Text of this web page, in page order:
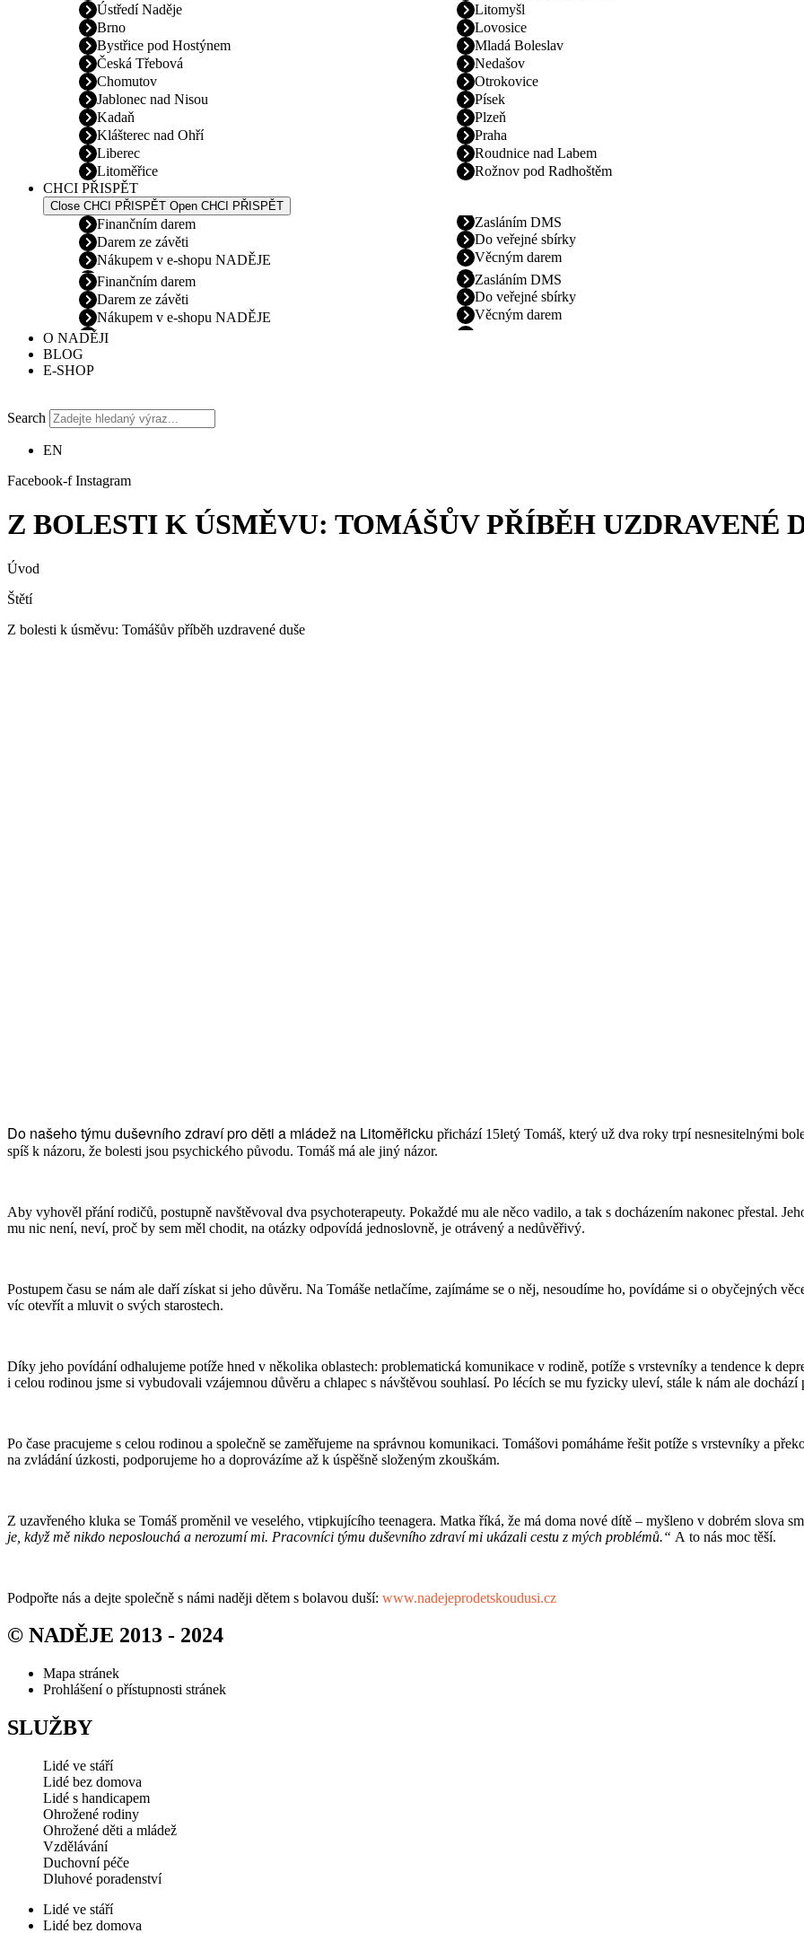
Ústředí Naděje
Brno
Bystřice pod Hostýnem
Česká Třebová
Chomutov
Jablonec nad Nisou
Kadaň
Klášterec nad Ohří
Liberec
Litoměřice
Litomyšl
Lovosice
Mladá Boleslav
Nedašov
Otrokovice
Písek
Plzeň
Praha
Roudnice nad Labem
Rožnov pod Radhoštěm
CHCI PŘISPĚT
Close CHCI PŘISPĚT Open CHCI PŘISPĚT
Finančním darem
Darem ze závěti
Nákupem v e-shopu NADĚJE
Zasláním DMS
Do veřejné sbírky
Věcným darem
Finančním darem
Darem ze závěti
Nákupem v e-shopu NADĚJE
Zasláním DMS
Do veřejné sbírky
Věcným darem
O NADĚJI
BLOG
E-SHOP
Search
EN
Facebook-f Instagram
Z BOLESTI K ÚSMĚVU: TOMÁŠŮV PŘÍBĚH UZDRAVENÉ
Úvod
Štětí
Z bolesti k úsměvu: Tomášův příběh uzdravené duše
Do našeho týmu duševního zdraví pro děti a mládež na Litoměřicku přichází 15letý Tomáš, který už dva roky trpí nesnesitelnými
spíš k názoru, že bolesti jsou psychického původu. Tomáš má ale jiný názor.
Aby vyhověl přání rodičů, postupně navštěvoval dva psychoterapeuty. Pokaždé mu ale něco vadilo, a tak s docházením nakonec přestal.
mu nic není, neví, proč by sem měl chodit, na otázky odpovídá jednoslovně, je otrávený a nedůvěřivý.
Postupem času se nám ale daří získat si jeho důvěru. Na Tomáše netlačíme, zajímáme se o něj, nesoudíme ho, povídáme si o obyčejných
víc otevřít a mluvit o svých starostech.
Díky jeho povídání odhalujeme potíže hned v několika oblastech: problematická komunikace v rodině, potíže s vrstevníky a tendence k
i celou rodinou jsme si vybudovali vzájemnou důvěru a chlapec s návštěvou souhlasí. Po lécích se mu fyzicky uleví, stále k nám ale dochází
Po čase pracujeme s celou rodinou a společně se zaměřujeme na správnou komunikaci. Tomášovi pomáháme řešit potíže s vrstevníky a
na zvládání úzkosti, podporujeme ho a doprovázíme až k úspěšně složeným zkouškám.
Z uzavřeného kluka se Tomáš proměnil ve veselého, vtipkujícího teenagera. Matka říká, že má doma nové dítě – myšleno v dobrém slova
je, když mě nikdo neposlouchá a nerozumí mi. Pracovníci týmu duševního zdraví mi ukázali cestu z mých problémů.“ A to nás moc těší.
Podpořte nás a dejte společně s námi naději dětem s bolavou duší: www.nadejeprodetskoudusi.cz
© NADĚJE 2013 - 2024
Mapa stránek
Prohlášení o přístupnosti stránek
SLUŽBY
Lidé ve stáří
Lidé bez domova
Lidé s handicapem
Ohrožené rodiny
Ohrožené děti a mládež
Vzdělávání
Duchovní péče
Dluhové poradenství
Lidé ve stáří
Lidé bez domova